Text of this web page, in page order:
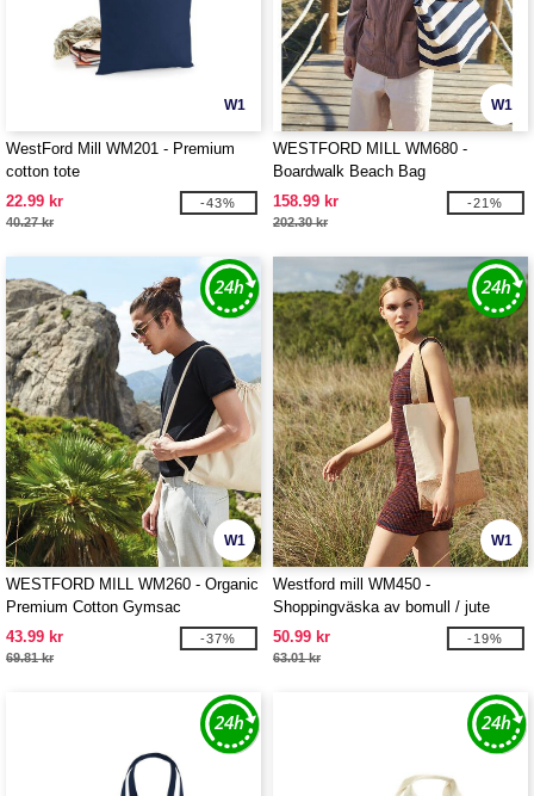
W1
WestFord Mill WM201 - Premium
cotton tote
22.99 kr
40.27 kr
-43%
W1
WESTFORD MILL WM680 -
Boardwalk Beach Bag
158.99 kr
202.30 kr
-21%
W1
WESTFORD MILL WM260 - Organic
Premium Cotton Gymsac
43.99 kr
69.81 kr
-37%
W1
Westford mill WM450 -
Shoppingväska av bomull / jute
50.99 kr
63.01 kr
-19%